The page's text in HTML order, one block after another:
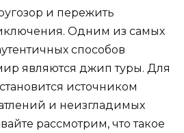
и пережить
Одним из самых
способов
являются джип туры. Для
источником
и неизгладимых
рассмотрим, что такое